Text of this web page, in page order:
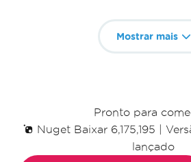
Mostrar mais
Pronto para
Nuget Baixar 6,175,195
lançado